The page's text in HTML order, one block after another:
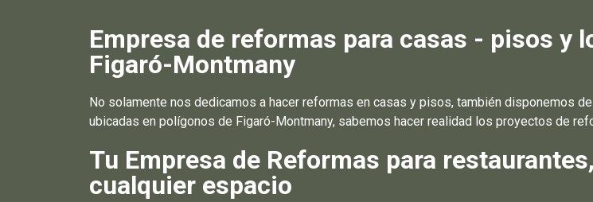
Empresa de reformas para casas - pisos y
Figaró-Montmany
No solamente nos dedicamos a hacer reformas en casas y pisos, también disponemos
ubicadas en polígonos de Figaró-Montmany, sabemos hacer realidad los proyectos de
Tu Empresa de Reformas para
cualquier espacio